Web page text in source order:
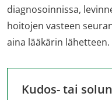
diagnosoinnissa,
hoitojen vasteen
aina lääkärin lähetteen.
Kudos- tai